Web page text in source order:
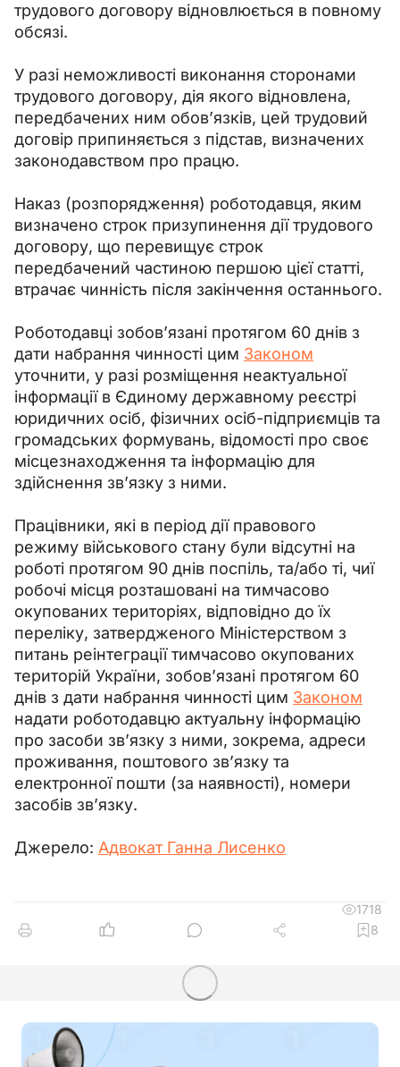
трудового договору відновлюється в повному
обсязі.
У разі неможливості виконання сторонами
трудового договору, дія якого відновлена,
передбачених ним обов’язків, цей трудовий
договір припиняється з підстав, визначених
законодавством про працю.
Наказ (розпорядження) роботодавця, яким
визначено строк призупинення дії трудового
договору, що перевищує строк
передбачений частиною першою цієї статті,
втрачає чинність після закінчення останнього.
Роботодавці зобов’язані протягом 60 днів з
дати набрання чинності цим Законом
уточнити, у разі розміщення неактуальної
інформації в Єдиному державному реєстрі
юридичних осіб, фізичних осіб-підприємців та
громадських формувань, відомості про своє
місцезнаходження та інформацію для
здійснення зв’язку з ними.
Працівники, які в період дії правового
режиму військового стану були відсутні на
роботі протягом 90 днів поспіль, та/або ті, чиї
робочі місця розташовані на тимчасово
окупованих територіях, відповідно до їх
переліку, затвердженого Міністерством з
питань реінтеграції тимчасово окупованих
територій України, зобов’язані протягом 60
днів з дати набрання чинності цим Законом
надати роботодавцю актуальну інформацію
про засоби зв’язку з ними, зокрема, адреси
проживання, поштового зв’язку та
електронної пошти (за наявності), номери
засобів зв’язку.
Джерело: Адвокат Ганна Лисенко
1718
8